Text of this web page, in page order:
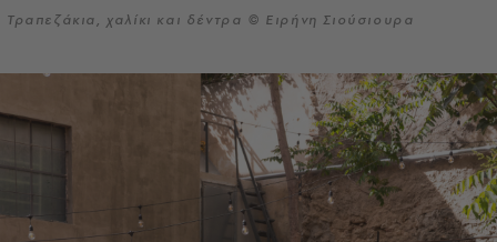
Τραπεζάκια, χαλίκι και δέντρα © Ειρήνη Σιούσιουρα